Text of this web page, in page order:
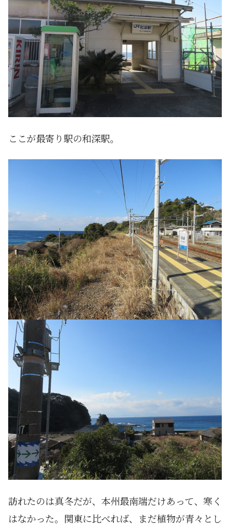
ここが最寄り駅の和深駅。
訪れたのは真冬だが、本州最南端だけあって、寒く
はなかった。関東に比べれば、まだ植物が青々とし